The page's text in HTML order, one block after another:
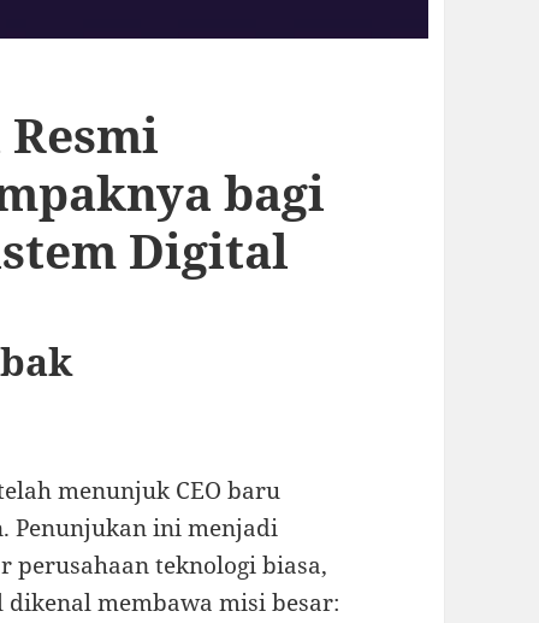
bagi
Digital
menunjuk CEO baru
Penunjukan ini menjadi
perusahaan teknologi biasa,
membawa misi besar: